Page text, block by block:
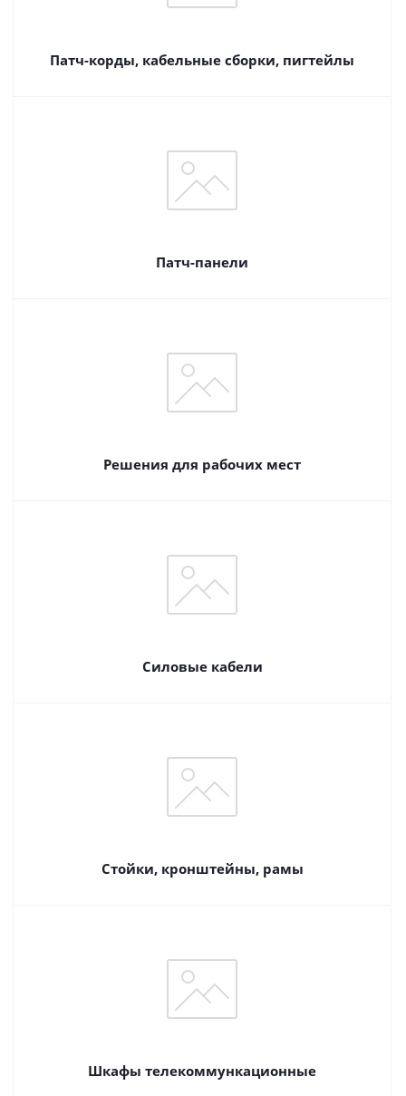
Патч-корды, кабельные сборки, пигтейлы
Патч-панели
Решения для рабочих мест
Силовые кабели
Стойки, кронштейны, рамы
Шкафы телекоммункационные